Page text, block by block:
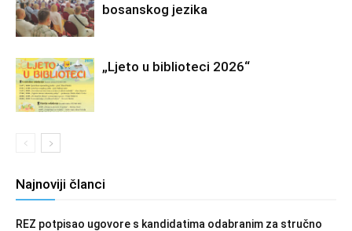
bosanskog jezika
„Ljeto u biblioteci 2026“
Najnoviji članci
REZ potpisao ugovore s kandidatima odabranim za stručno